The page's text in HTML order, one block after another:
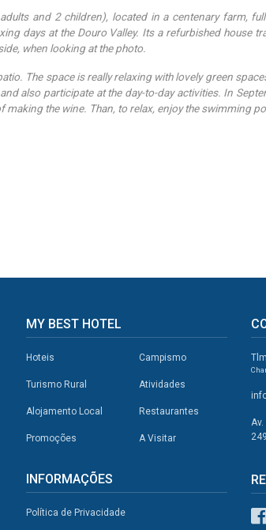
and 2 children), located in a centenary farm,
days at the Douro Valley. Its a refurbished house
when looking at the photo.
The space is really relaxing with lovely green
also participate at the day-to-day activities. In
making the wine. Than, to relax, enjoy the swimming
MY BEST HOTEL
Hoteis
Turismo Rural
Alojamento Local
Promoções
Campismo
Atividades
Restaurantes
A Visitar
INFORMAÇÕES
Política de Privacidade